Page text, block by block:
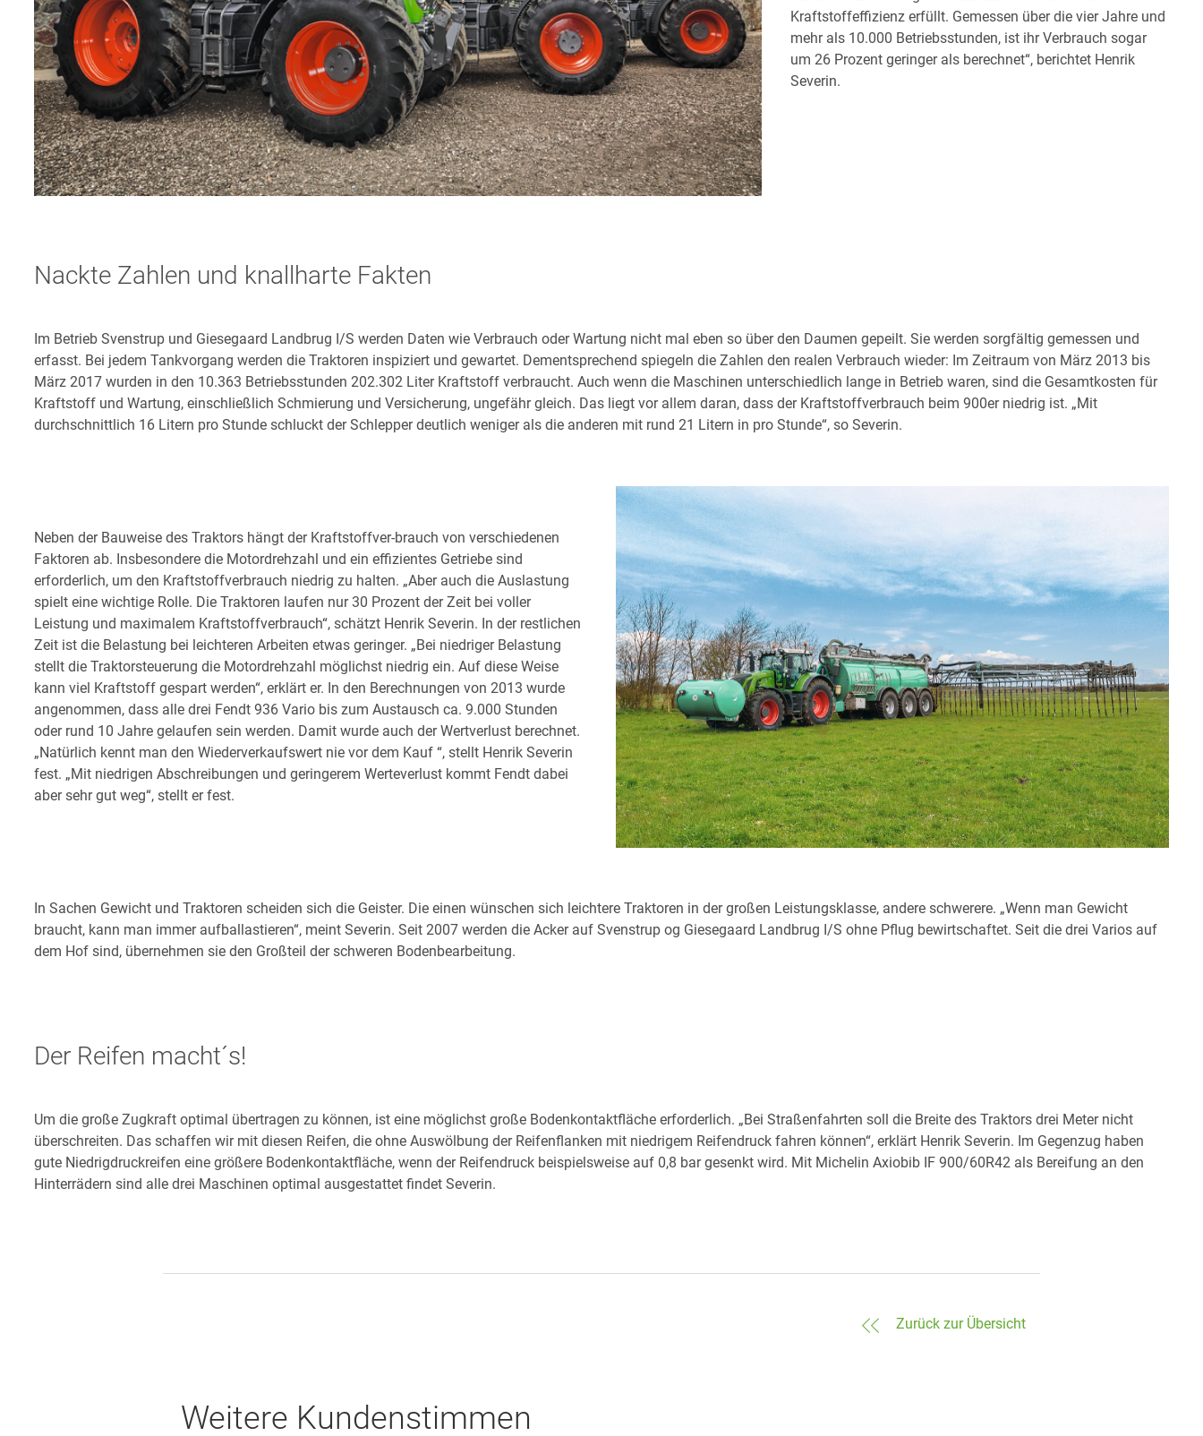
Kraftstoffeffizienz erfüllt. Gemessen über die vier Jahre und
mehr als 10.000 Betriebsstunden, ist ihr Verbrauch sogar
um 26 Prozent geringer als berechnet“, berichtet Henrik
Severin.
Nackte Zahlen und knallharte Fakten
Im Betrieb Svenstrup und Giesegaard Landbrug I/S werden Daten wie Verbrauch oder Wartung nicht mal eben so über den Daumen gepeilt. Sie werden sorgfältig gemessen und
erfasst. Bei jedem Tankvorgang werden die Traktoren inspiziert und gewartet. Dementsprechend spiegeln die Zahlen den realen Verbrauch wieder: Im Zeitraum von März 2013 bis
März 2017 wurden in den 10.363 Betriebsstunden 202.302 Liter Kraftstoff verbraucht. Auch wenn die Maschinen unterschiedlich lange in Betrieb waren, sind die Gesamtkosten für
Kraftstoff und Wartung, einschließlich Schmierung und Versicherung, ungefähr gleich. Das liegt vor allem daran, dass der Kraftstoffverbrauch beim 900er niedrig ist. „Mit
durchschnittlich 16 Litern pro Stunde schluckt der Schlepper deutlich weniger als die anderen mit rund 21 Litern in pro Stunde“, so Severin.
Neben der Bauweise des Traktors hängt der Kraftstoffver-brauch von verschiedenen
Faktoren ab. Insbesondere die Motordrehzahl und ein effizientes Getriebe sind
erforderlich, um den Kraftstoffverbrauch niedrig zu halten. „Aber auch die Auslastung
spielt eine wichtige Rolle. Die Traktoren laufen nur 30 Prozent der Zeit bei voller
Leistung und maximalem Kraftstoffverbrauch“, schätzt Henrik Severin. In der restlichen
Zeit ist die Belastung bei leichteren Arbeiten etwas geringer. „Bei niedriger Belastung
stellt die Traktorsteuerung die Motordrehzahl möglichst niedrig ein. Auf diese Weise
kann viel Kraftstoff gespart werden“, erklärt er. In den Berechnungen von 2013 wurde
angenommen, dass alle drei Fendt 936 Vario bis zum Austausch ca. 9.000 Stunden
oder rund 10 Jahre gelaufen sein werden. Damit wurde auch der Wertverlust berechnet.
„Natürlich kennt man den Wiederverkaufswert nie vor dem Kauf “, stellt Henrik Severin
fest. „Mit niedrigen Abschreibungen und geringerem Werteverlust kommt Fendt dabei
aber sehr gut weg“, stellt er fest.
In Sachen Gewicht und Traktoren scheiden sich die Geister. Die einen wünschen sich leichtere Traktoren in der großen Leistungsklasse, andere schwerere. „Wenn man Gewicht
braucht, kann man immer aufballastieren“, meint Severin. Seit 2007 werden die Acker auf Svenstrup og Giesegaard Landbrug I/S ohne Pflug bewirtschaftet. Seit die drei Varios auf
dem Hof sind, übernehmen sie den Großteil der schweren Bodenbearbeitung.
Der Reifen macht´s!
Um die große Zugkraft optimal übertragen zu können, ist eine möglichst große Bodenkontaktfläche erforderlich. „Bei Straßenfahrten soll die Breite des Traktors drei Meter nicht
überschreiten. Das schaffen wir mit diesen Reifen, die ohne Auswölbung der Reifenflanken mit niedrigem Reifendruck fahren können“, erklärt Henrik Severin. Im Gegenzug haben
gute Niedrigdruckreifen eine größere Bodenkontaktfläche, wenn der Reifendruck beispielsweise auf 0,8 bar gesenkt wird. Mit Michelin Axiobib IF 900/60R42 als Bereifung an den
Hinterrädern sind alle drei Maschinen optimal ausgestattet findet Severin.
Zurück zur Übersicht
Weitere Kundenstimmen